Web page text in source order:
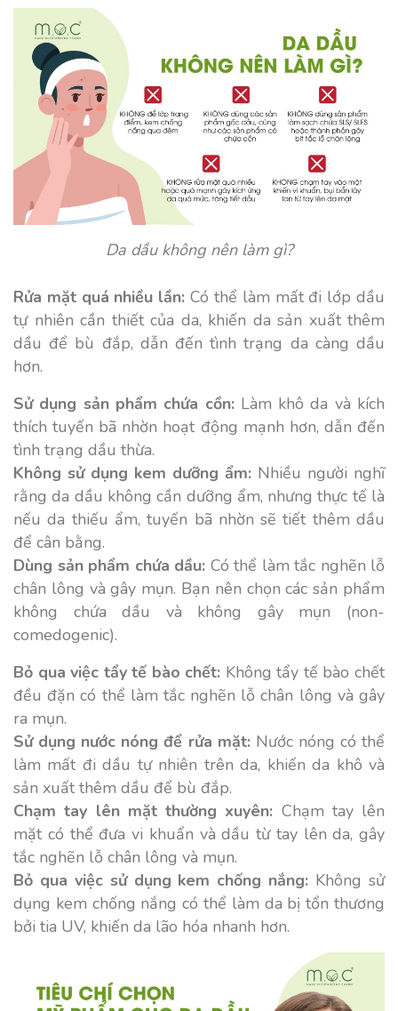
Da dầu không nên làm gì?
Rửa mặt quá nhiều lần: Có thể làm mất đi lớp dầu
tự nhiên cần thiết của da, khiến da sản xuất thêm
dầu để bù đắp, dẫn đến tình trạng da càng dầu
hơn.
Sử dụng sản phẩm chứa cồn:Làm khô da và kích
thích tuyến bã nhờn hoạt động mạnh hơn, dẫn đến
tình trạng dầu thừa.
Không sử dụng kem dưỡng ẩm: Nhiều người nghĩ
rằng da dầu không cần dưỡng ẩm, nhưng thực tế là
nếu da thiếu ẩm, tuyến bã nhờn sẽ tiết thêm dầu
để cân bằng.
Dùng sản phẩm chứa dầu: Có thể làm tắc nghẽn lỗ
chân lông và gây mụn. Bạn nên chọn các sản phẩm
không chứa dầu và không gây mụn (non-
comedogenic).
Bỏ qua việc tẩy tế bào chết: Không tẩy tế bào chết
đều đặn có thể làm tắc nghẽn lỗ chân lông và gây
ra mụn.
Sử dụng nước nóng để rửa mặt:Nước nóng có thể
làm mất đi dầu tự nhiên trên da, khiến da khô và
sản xuất thêm dầu để bù đắp.
Chạm tay lên mặt thường xuyên: Chạm tay lên
mặt có thể đưa vi khuẩn và dầu từ tay lên da, gây
tắc nghẽn lỗ chân lông và mụn.
Bỏ qua việc sử dụng kem chống nắng: Không sử
dụng kem chống nắng có thể làm da bị tổn thương
bởi tia UV, khiến da lão hóa nhanh hơn.